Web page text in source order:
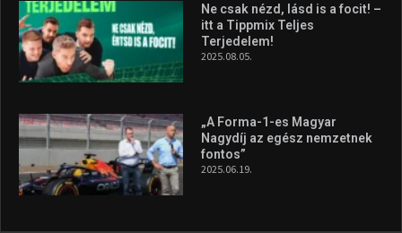
Ne csak nézd, lásd is a focit! –
itt a Tippmix Teljes
Terjedelem!
2025.08.05.
„A Forma-1-es Magyar
Nagydíj az egész nemzetnek
fontos”
2025.06.19.